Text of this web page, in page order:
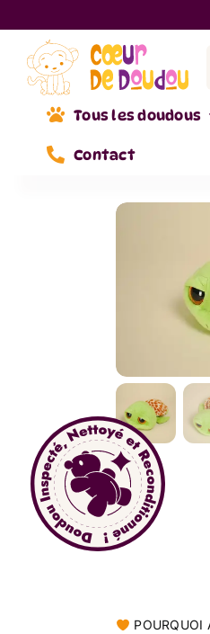
to
content
Tous les doudous
Contact
POURQUOI